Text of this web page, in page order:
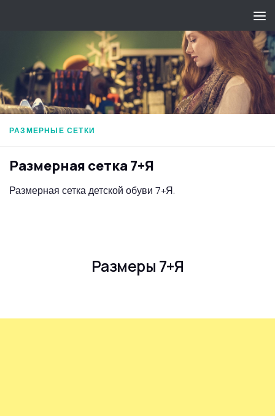
РАЗМЕРНЫЕ СЕТКИ
Размерная сетка 7+Я
Размерная сетка детской обуви 7+Я.
Размеры 7+Я